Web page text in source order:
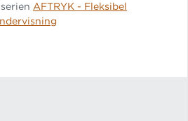
konfrontationer med
så de på oplyst grundlag
nutidens USA back on
AFTRYK - Fleksibel